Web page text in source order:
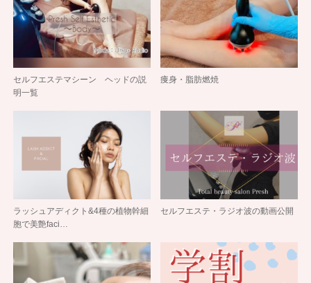
セルフエステマシーン ヘッドの説
明一覧
痩身・脂肪燃焼
ラッシュアディクト&4種の植物幹細
胞で美艶faci…
セルフエステ・ラジオ波の動画公開